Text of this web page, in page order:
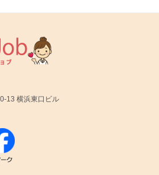
13 横浜東口ビル